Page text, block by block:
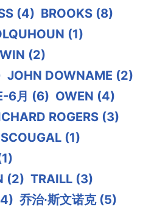
(4) BROOKS (8)
(1)
(2)
JOHN DOWNAME (2)
6月 (6) OWEN (4)
ROGERS (3)
SCOUGAL (1)
(2) TRAILL (3)
乔治·斯文诺克 (5)